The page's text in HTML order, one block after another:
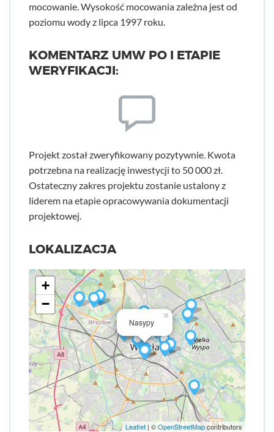
mocowanie. Wysokość mocowania zależna jest od
poziomu wody z lipca 1997 roku.
KOMENTARZ UMW PO I ETAPIE
WERYFIKACJI:
Projekt został zweryfikowany pozytywnie. Kwota
potrzebna na realizację inwestycji to 50 000 zł.
Ostateczny zakres projektu zostanie ustalony z
liderem na etapie opracowywania dokumentacji
projektowej.
LOKALIZACJA
Nasypy
×
+
−
Leaflet | ©OpenStreetMapcontributors